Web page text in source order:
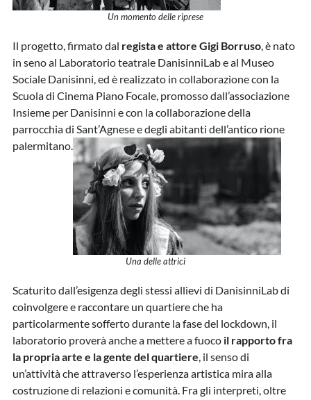
Un momento delle riprese
Il progetto, firmato dal regista e attore Gigi Borruso, è nato
in seno al Laboratorio teatrale DanisinniLab e al Museo
Sociale Danisinni, ed è realizzato in collaborazione con la
Scuola di Cinema Piano Focale, promosso dall’associazione
Insieme per Danisinni e con la collaborazione della
parrocchia di Sant’Agnese e degli abitanti dell’antico rione
palermitano.
Una delle attrici
Scaturito dall’esigenza degli stessi allievi di DanisinniLab di
coinvolgere e raccontare un quartiere che ha
particolarmente sofferto durante la fase del lockdown, il
laboratorio proverà anche a mettere a fuoco il rapporto fra
la propria arte e la gente del quartiere, il senso di
un’attività che attraverso l’esperienza artistica mira alla
costruzione di relazioni e comunità. Fra gli interpreti, oltre